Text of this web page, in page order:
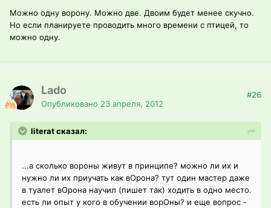
Можно одну ворону. Можно две. Двоим будет менее скучно.
Но если планируете проводить много времени с птицей, то
можно одну.
Lado
Опубликовано 23 апреля, 2012
#26
literat сказал:
...а сколько вороны живут в принципе? можно ли их и
нужно ли их приучать как вОрона? тут один мастер даже
в туалет вОрона научил (пишет так) ходить в одно место.
есть ли опыт у кого в обучении ворОны? и еще вопрос -